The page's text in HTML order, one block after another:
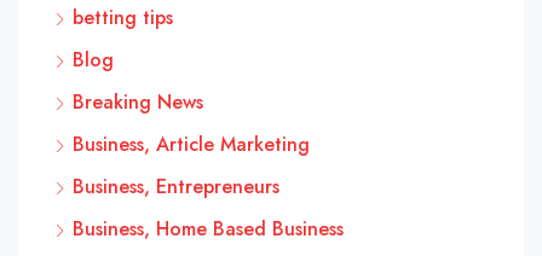
betting tips
Blog
Breaking News
Business, Article Marketing
Business, Entrepreneurs
Business, Home Based Business